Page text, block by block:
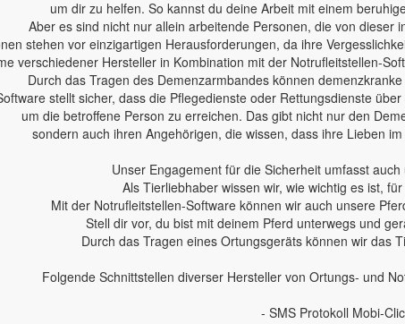
um dir zu helfen. So kannst du deine Arbeit mit einem
Aber es sind nicht nur allein arbeitende Personen, die von dieser
stehen vor einzigartigen Herausforderungen, da ihre
verschiedener Hersteller in Kombination mit der Notrufleitstellen-
Durch das Tragen des Demenzarmbandes können
stellt sicher, dass die Pflegedienste oder Rettungsdienste
um die betroffene Person zu erreichen. Das gibt nicht nur den
sondern auch ihren Angehörigen, die wissen, dass ihre Lieben
Unser Engagement für die Sicherheit umfasst
Als Tierliebhaber wissen wir, wie wichtig es ist,
Mit der Notrufleitstellen-Software können wir auch unsere
Stell dir vor, du bist mit deinem Pferd unterwegs und
Durch das Tragen eines Ortungsgeräts können wir das
Folgende Schnittstellen diverser Hersteller von Ortungs- und
- SMS Protokoll Mobi-